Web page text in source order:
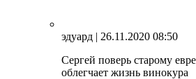
эдуард | 26.11.2020 08:50
Сергей поверь старому
облегчает жизнь винокура